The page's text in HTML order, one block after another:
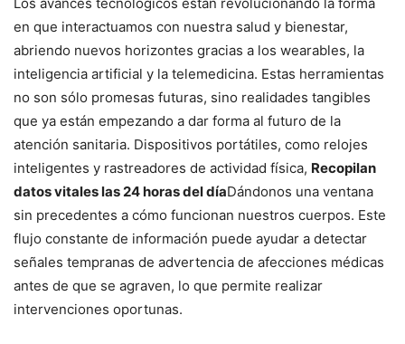
en que interactuamos con nuestra salud y bienestar,
abriendo nuevos horizontes gracias a los wearables, la
inteligencia artificial y la telemedicina. Estas herramientas
no son sólo promesas futuras, sino realidades tangibles
que ya están empezando a dar forma al futuro de la
atención sanitaria. Dispositivos portátiles, como relojes
inteligentes y rastreadores de actividad física, Recopilan
datos vitales las 24 horas del díaDándonos una ventana
sin precedentes a cómo funcionan nuestros cuerpos. Este
flujo constante de información puede ayudar a detectar
señales tempranas de advertencia de afecciones médicas
antes de que se agraven, lo que permite realizar
intervenciones oportunas.